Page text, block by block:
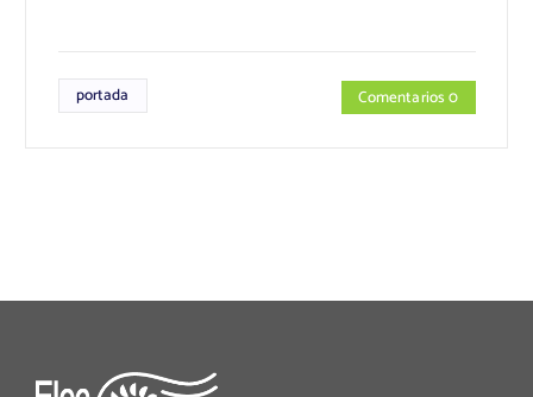
portada Comentarios 0